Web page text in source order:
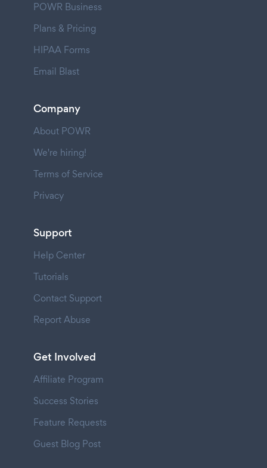
POWR Business
Plans & Pricing
HIPAA Forms
Email Blast
Company
About POWR
We're hiring!
Terms of Service
Privacy
Support
Help Center
Tutorials
Contact Support
Report Abuse
Get Involved
Affiliate Program
Success Stories
Feature Requests
Guest Blog Post